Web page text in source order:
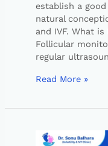
establish a
natural
and IVF. What
Follicular
regular
Read More »